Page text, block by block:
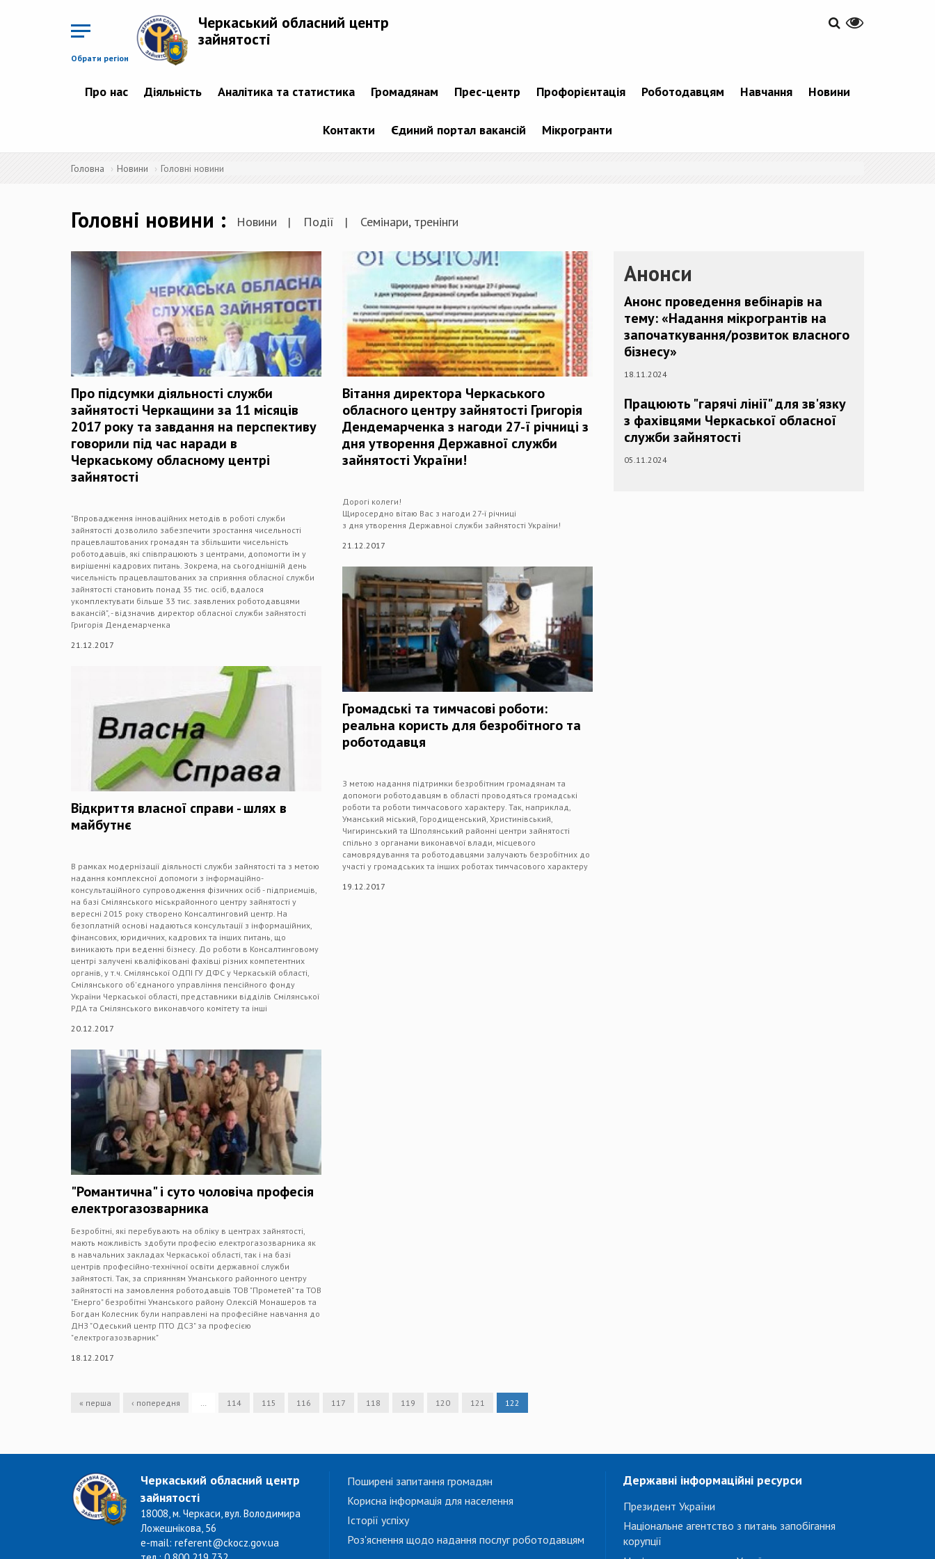
Обрати регіон
Черкаський обласний центр
зайнятості
Про нас Діяльність Аналітика та статистика Громадянам Прес-центр Профорієнтація Роботодавцям Навчання Новини
Контакти Єдиний портал вакансій Мікрогранти
Головна Новини Головні новини
Головні новини Новини Події Семінари, тренінги
Про підсумки діяльності служби
зайнятості Черкащини за 11 місяців
2017 року та завдання на перспективу
говорили під час наради в
Черкаському обласному центрі
зайнятості
"Впровадження інноваційних методів в роботі служби
зайнятості дозволило забезпечити зростання чисельності
працевлаштованих громадян та збільшити чисельність
роботодавців, які співпрацюють з центрами, допомогти їм у
вирішенні кадрових питань. Зокрема, на сьогоднішній день
чисельність працевлаштованих за сприяння обласної служби
зайнятості становить понад 35 тис. осіб, вдалося
укомплектувати більше 33 тис. заявлених роботодавцями
вакансій", - відзначив директор обласної служби зайнятості
Григорія Дендемарченка
21.12.2017
Відкриття власної справи - шлях в
майбутнє
В рамках модернізації діяльності служби зайнятості та з метою
надання комплексної допомоги з інформаційно-
консультаційного супроводження фізичних осіб - підприємців,
на базі Смілянського міськрайонного центру зайнятості у
вересні 2015 року створено Консалтинговий центр. На
безоплатній основі надаються консультації з інформаційних,
фінансових, юридичних, кадрових та інших питань, що
виникають при веденні бізнесу. До роботи в Консалтинговому
центрі залучені кваліфіковані фахівці різних компетентних
органів, у т.ч. Смілянської ОДПІ ГУ ДФС у Черкаській області,
Смілянського об'єднаного управління пенсійного фонду
України Черкаської області, представники відділів Смілянської
РДА та Смілянського виконавчого комітету та інші
20.12.2017
"Романтична" і суто чоловіча професія
електрогазозварника
Безробітні, які перебувають на обліку в центрах зайнятості,
мають можливість здобути професію електрогазозварника як
в навчальних закладах Черкаської області, так і на базі
центрів професійно-технічної освіти державної служби
зайнятості. Так, за сприянням Уманського районного центру
зайнятості на замовлення роботодавців ТОВ "Прометей" та ТОВ
"Енерго" безробітні Уманського району Олексій Монашеров та
Богдан Колесник були направлені на професійне навчання до
ДНЗ "Одеський центр ПТО ДСЗ" за професією
"електрогазозварник"
18.12.2017
Вітання директора Черкаського
обласного центру зайнятості Григорія
Дендемарченка з нагоди 27-ї річниці з
дня утворення Державної служби
зайнятості України!
Дорогі колеги!
Щиросердно вітаю Вас з нагоди 27-ї річниці
з дня утворення Державної служби зайнятості України!
21.12.2017
Громадські та тимчасові роботи:
реальна користь для безробітного та
роботодавця
З метою надання підтримки безробітним громадянам та
допомоги роботодавцям в області проводяться громадські
роботи та роботи тимчасового характеру. Так, наприклад,
Уманський міський, Городищенський, Христинівський,
Чигиринський та Шполянський районні центри зайнятості
спільно з органами виконавчої влади, місцевого
самоврядування та роботодавцями залучають безробітних до
участі у громадських та інших роботах тимчасового характеру
19.12.2017
« перша ‹ попередня 114 115 116 117 118 119 120 121 122
Анонси
Анонс проведення вебінарів на
тему: «Надання мікрогрантів на
започаткування/розвиток власного
бізнесу»
18.11.2024
Працюють "гарячі лінії" для зв'язку
з фахівцями Черкаської обласної
служби зайнятості
05.11.2024
Черкаський обласний центр
зайнятості
18008, м. Черкаси, вул. Володимира
Ложешнікова, 56
e-mail: referent@ckocz.gov.ua
Поширені запитання громадян
Корисна інформація для населення
Історії успіху
Роз'яснення щодо надання послуг роботодавцям
Державні інформаційні ресурси
Президент України
Національне агентство з питань запобігання
корупції